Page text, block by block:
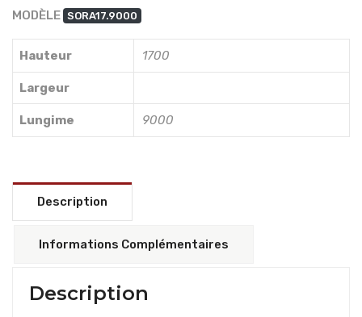
MODÈLE SORA17.9000
Hauteur 1700
Largeur
Lungime 9000
Description
Informations Complémentaires
Description